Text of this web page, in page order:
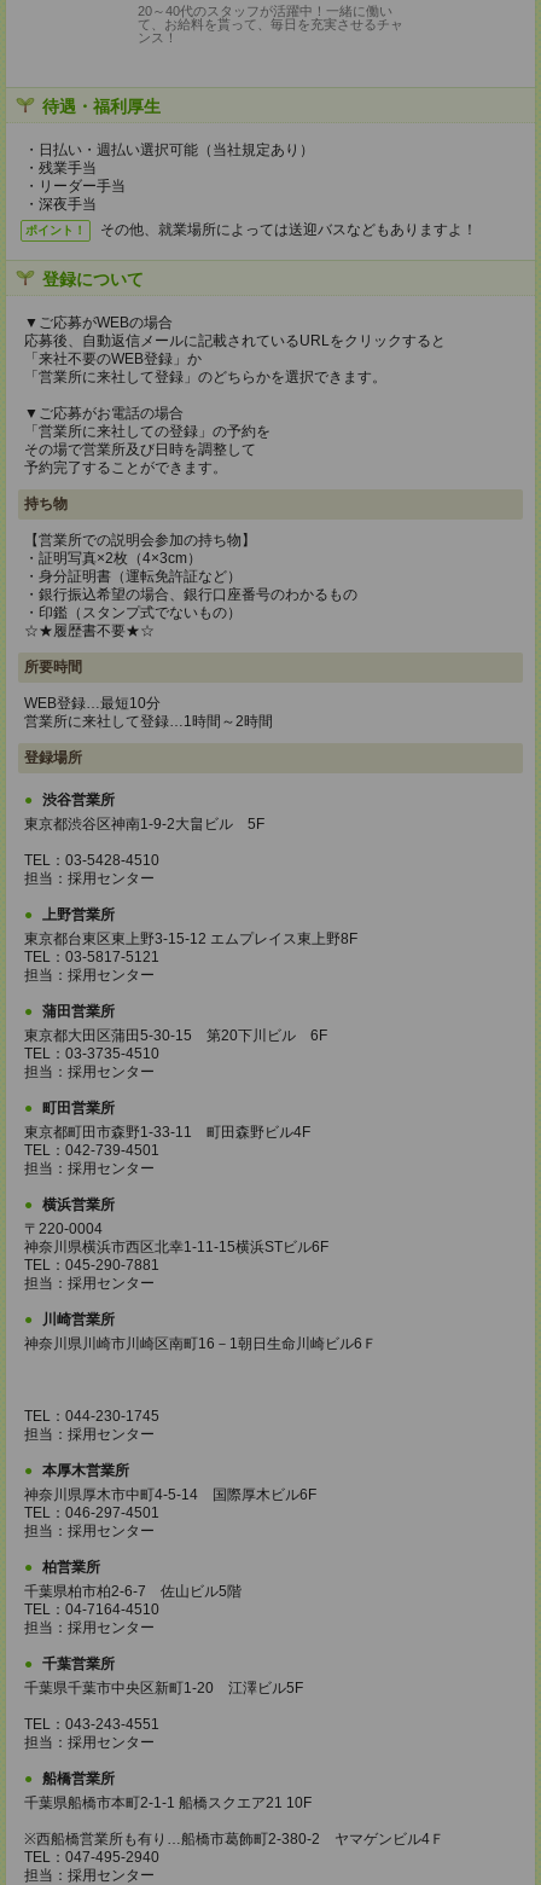
20～40代のスタッフが活躍中！一緒に働い
て、お給料を貰って、毎日を充実させるチャ
ンス！
待遇・福利厚生
・日払い・週払い選択可能（当社規定あり）
・残業手当
・リーダー手当
・深夜手当
ポイント！ その他、就業場所によっては送迎バスなどもありますよ！
登録について
▼ご応募がWEBの場合
応募後、自動返信メールに記載されているURLをクリックすると
「来社不要のWEB登録」か
「営業所に来社して登録」のどちらかを選択できます。
▼ご応募がお電話の場合
「営業所に来社しての登録」の予約を
その場で営業所及び日時を調整して
予約完了することができます。
持ち物
【営業所での説明会参加の持ち物】
・証明写真×2枚（4×3cm）
・身分証明書（運転免許証など）
・銀行振込希望の場合、銀行口座番号のわかるもの
・印鑑（スタンプ式でないもの）
☆★履歴書不要★☆
所要時間
WEB登録…最短10分
営業所に来社して登録…1時間～2時間
登録場所
渋谷営業所
東京都渋谷区神南1-9-2大畠ビル 5F
TEL：03-5428-4510
担当：採用センター
上野営業所
東京都台東区東上野3-15-12 エムプレイス東上野8F
TEL：03-5817-5121
担当：採用センター
蒲田営業所
東京都大田区蒲田5-30-15 第20下川ビル 6F
TEL：03-3735-4510
担当：採用センター
町田営業所
東京都町田市森野1-33-11 町田森野ビル4F
TEL：042-739-4501
担当：採用センター
横浜営業所
〒220-0004
神奈川県横浜市西区北幸1-11-15横浜STビル6F
TEL：045-290-7881
担当：採用センター
川崎営業所
神奈川県川崎市川崎区南町16－1朝日生命川崎ビル6Ｆ
TEL：044-230-1745
担当：採用センター
本厚木営業所
神奈川県厚木市中町4-5-14 国際厚木ビル6F
TEL：046-297-4501
担当：採用センター
柏営業所
千葉県柏市柏2-6-7 佐山ビル5階
TEL：04-7164-4510
担当：採用センター
千葉営業所
千葉県千葉市中央区新町1-20 江澤ビル5F
TEL：043-243-4551
担当：採用センター
船橋営業所
千葉県船橋市本町2-1-1 船橋スクエア21 10F
※西船橋営業所も有り…船橋市葛飾町2-380-2 ヤマゲンビル4Ｆ
TEL：047-495-2940
担当：採用センター